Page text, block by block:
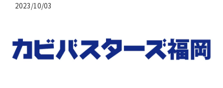
2023/10/03